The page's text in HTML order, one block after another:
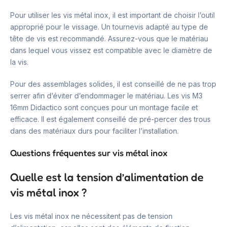
Pour utiliser les vis métal inox, il est important de choisir l’outil
approprié pour le vissage. Un tournevis adapté au type de
tête de vis est recommandé. Assurez-vous que le matériau
dans lequel vous vissez est compatible avec le diamètre de
la vis.
Pour des assemblages solides, il est conseillé de ne pas trop
serrer afin d’éviter d’endommager le matériau. Les vis M3
16mm Didactico sont conçues pour un montage facile et
efficace. Il est également conseillé de pré-percer des trous
dans des matériaux durs pour faciliter l’installation.
Questions fréquentes sur vis métal inox
Quelle est la tension d’alimentation de
vis métal inox ?
Les vis métal inox ne nécessitent pas de tension